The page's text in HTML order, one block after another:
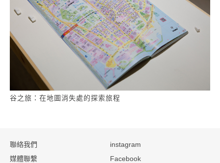
谷之旅：在地圖消失處的探索旅程
聯絡我們
媒體聯繫
instagram
Facebook